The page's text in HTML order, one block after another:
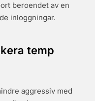
beroendet av en
inloggningar.
temp
aggressiv med